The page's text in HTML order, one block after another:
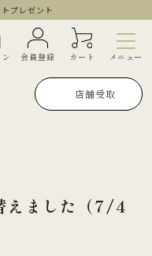
プレゼント
会員登録 カート メニュー
店舗受取
えました（7/4